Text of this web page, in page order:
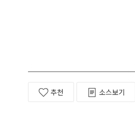
추천 소스보기